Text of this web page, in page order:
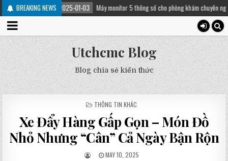
BREAKING NEWS
2025-01-03 Máy monitor 5 thông số cho phòng khám chuyên nghiệp
Utchcmc Blog
Blog chia sẻ kiến thức
POSTED
THÔNG TIN KHÁC
Xe Đẩy Hàng Gấp Gọn – Món Đồ
Nhỏ Nhưng “Cân” Cả Ngày Bận Rộn
MAY 10, 2025